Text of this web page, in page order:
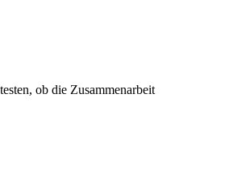
ob die Zusammenarbeit